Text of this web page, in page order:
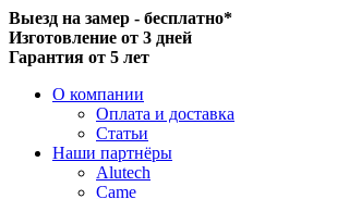
Выезд на замер - бесплатно*
Изготовление от 3 дней
Гарантия от 5 лет
О компании
Оплата и доставка
Статьи
Наши партнёры
Alutech
Came